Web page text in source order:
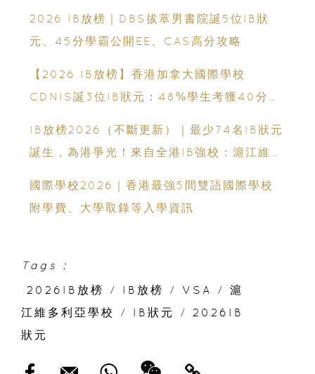
2026 IB放榜｜DBS拔萃男書院誕5位IB狀
元、45分學霸公開EE、CAS高分攻略
【2026 IB放榜】香港加拿大國際學校
CDNIS誕3位IB狀元：48%學生考獲40分以
IB放榜2026（不斷更新）｜最少74名IB狀元
誕生，為港爭光！來自全港IB強校：滬江維多
學校和德瑞國際學校
國際學校2026｜香港最強5間雙語國際學校
附學費、大學取錄等入學資訊
Tags :
2026IB放榜
/ IB放榜 / VSA /
滬
江維多利亞學校
/ IB狀元 /
2026IB
狀元